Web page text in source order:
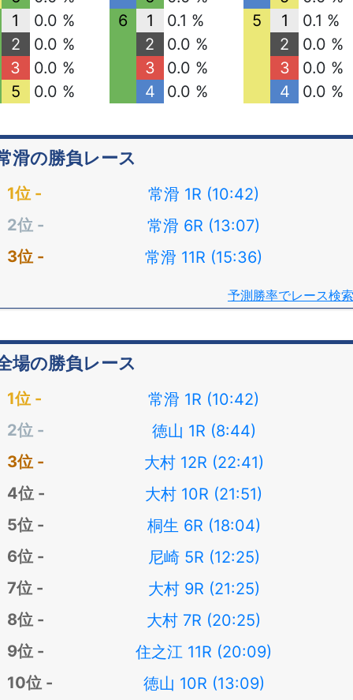
1
0.0 %
2
0.0 %
3
0.0 %
5
0.0 %
6
1
0.1 %
2
0.0 %
3
0.0 %
4
0.0 %
5
1
0.1 %
2
0.0 %
3
0.0 %
4
0.0 %
滑の勝負レース
常滑 1R (10:42)
常滑 6R (13:07)
常滑 11R (15:36)
予測勝率でレース検索
場の勝負レース
常滑 1R (10:42)
徳山 1R (8:44)
大村 12R (22:41)
大村 10R (21:51)
桐生 6R (18:04)
尼崎 5R (12:25)
大村 9R (21:25)
大村 7R (20:25)
住之江 11R (20:09)
徳山 10R (13:09)